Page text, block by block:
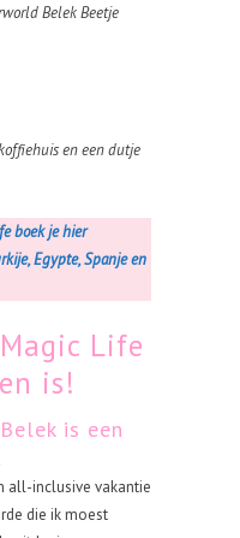
Belek Beetje
en een dutje
boek je hier
Egypte, Spanje en
Life
is!
is een
all-inclusive vakantie
die ik moest